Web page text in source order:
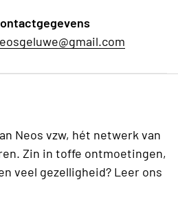
Neos vzw, hét netwerk van
Zin in toffe ontmoetingen,
veel gezelligheid? Leer ons